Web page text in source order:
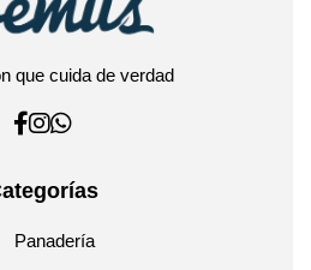
que cuida de verdad
Panadería